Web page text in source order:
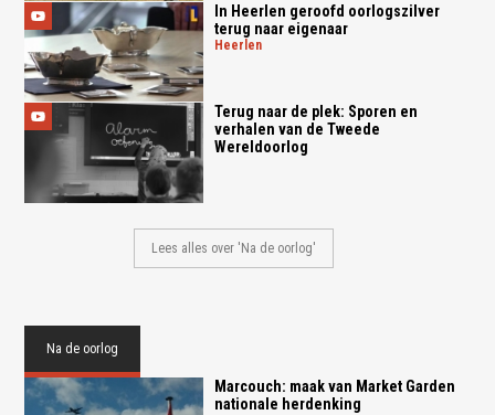
In Heerlen geroofd oorlogszilver
terug naar eigenaar
heerlen
Terug naar de plek: Sporen en
verhalen van de Tweede
Wereldoorlog
Lees alles over 'Na de oorlog'
Na de oorlog
Marcouch: maak van Market Garden
nationale herdenking